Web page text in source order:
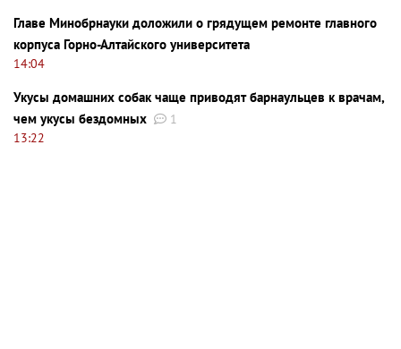
Главе Минобрнауки доложили о грядущем ремонте главного
корпуса Горно-Алтайского университета
14:04
Укусы домашних собак чаще приводят барнаульцев к врачам,
чем укусы бездомных
1
13:22